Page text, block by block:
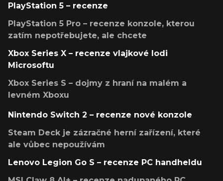
PlayStation 5 – recenze
PlayStation 5 Pro – recenze konzole, kterou
zatím nepotřebujete, ale chcete
Xbox Series X – recenze vlajkové lodi
Microsoftu
Xbox Series S – dojmy z hraní na malém a
levném Xboxu
Nintendo Switch 2 – recenze nové konzole
Steam Deck je zázračné herní zařízení, které
ale vůbec nepoužívám
Lenovo Legion Go S – recenze PC handheldu